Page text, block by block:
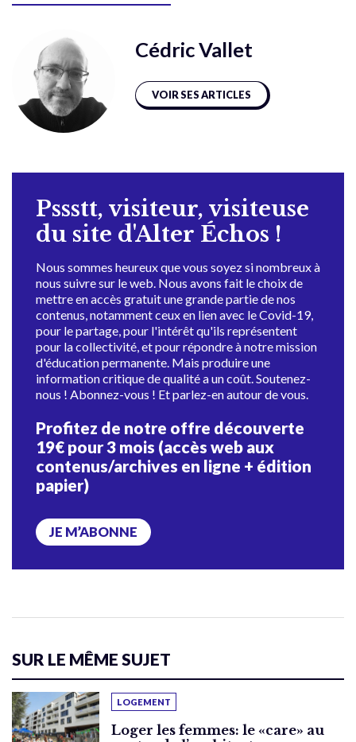
Cédric Vallet
VOIR SES ARTICLES
Pssstt, visiteur, visiteuse
du site d'Alter Échos !
Nous sommes heureux que vous soyez si nombreux à
nous suivre sur le web. Nous avons fait le choix de
mettre en accès gratuit une grande partie de nos
contenus, notamment ceux en lien avec le Covid-19,
pour le partage, pour l'intérêt qu'ils représentent
pour la collectivité, et pour répondre à notre mission
d'éducation permanente. Mais produire une
information critique de qualité a un coût. Soutenez-
nous ! Abonnez-vous ! Et parlez-en autour de vous.
Profitez de notre offre découverte
19€ pour 3 mois (accès web aux
contenus/archives en ligne + édition
papier)
JE M’ABONNE
SUR LE MÊME SUJET
LOGEMENT
Loger les femmes: le «care» au